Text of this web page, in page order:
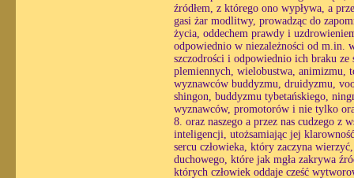
źródłem, z którego ono wypływa, a
gasi żar modlitwy, prowadząc do
życia, oddechem prawdy i
odpowiednio w niezależności od m.in.
szczodrości i odpowiednio ich braku
plemiennych, wielobustwa, animizmu,
wyznawców buddyzmu, druidyzmu,
shingon, buddyzmu tybetańskiego,
wyznawców, promotorów i nie tylko
8. oraz naszego a przez nas cudzego
inteligencji, utożsamiając jej
sercu człowieka, który zaczyna
duchowego, które jak mgła zakrywa
których człowiek oddaje cześć